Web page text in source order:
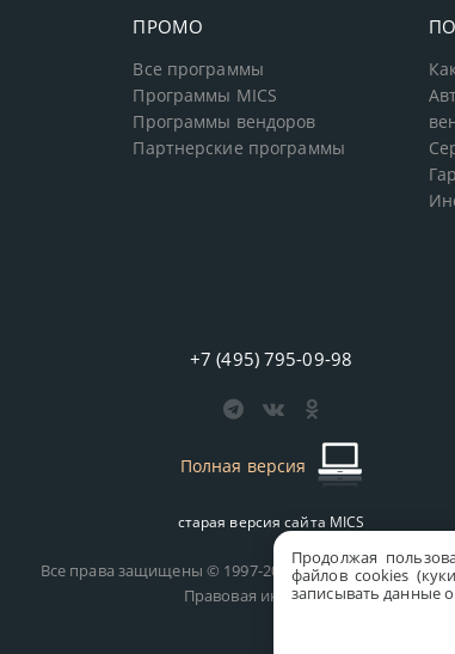
Продолжая
файлов cookies
записывать данные
ПРОМО
Все программы
Программы MICS
Программы вендоров
Партнерские программы
+7 (495) 795-09-98
Полная версия
старая версия сайта MICS
Все права защищены © 1997-2026 MICS Distribution
Правовая информация